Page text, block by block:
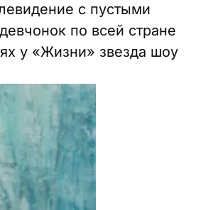
с пустыми
по всей стране
у «Жизни» звезда шоу